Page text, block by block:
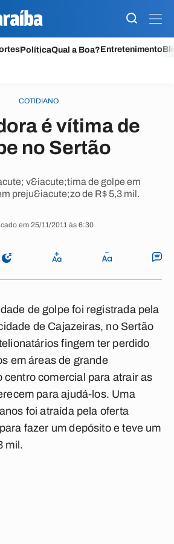
PolíticaQual a Boa?Entretenimento
COTIDIANO
é vítima de
no Sertão
v&iacute;tima de golpe em
preju&iacute;zo de R$ 5,3 mil.
em 25/11/2011 às 6:30
de golpe foi registrada pela
de Cajazeiras, no Sertão
fingem ter perdido
em áreas de grande
centro comercial para atrair as
para ajudá-los. Uma
foi atraída pela oferta
fazer um depósito e teve um
mil.